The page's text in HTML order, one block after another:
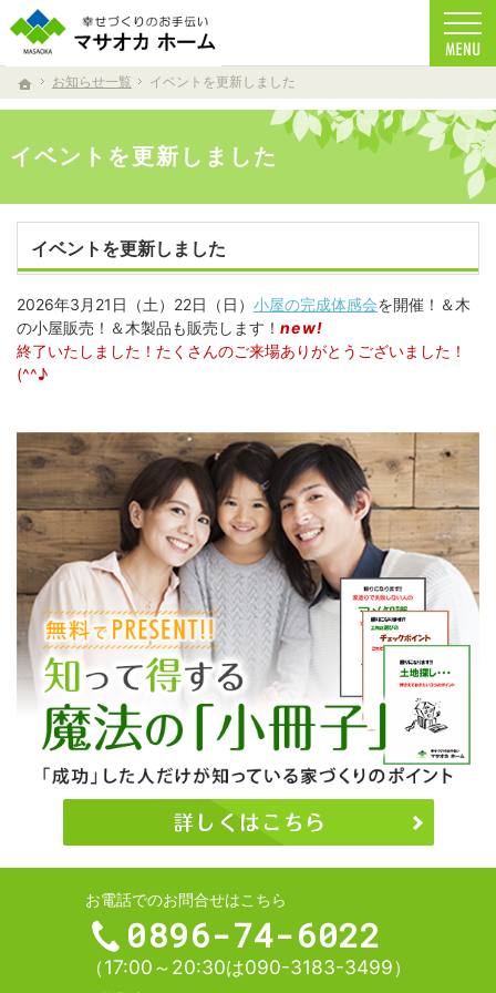
ホーム
お知らせ一覧 イベントを更新しました
イベントを更新しました
家族の健康を考えた家づくりを目指しています。
注文住宅からリフォームまで、自然素材を使用したマサオカホームの家づくり。 天然
イベントを更新しました
2026年3月21日（土）22日（日） 小屋の完成体感会を開催！＆木
の小屋販売！＆木製品も販売します！ new!
終了いたしました！たくさんのご来場ありがとうございました！
(^^♪
お電話でのお問合せはこちら
0896-74-6022
（17:00～20:30は090-3183-3499）